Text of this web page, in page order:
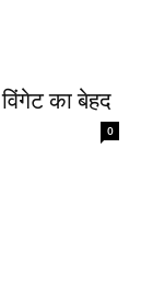
का बेहद
0